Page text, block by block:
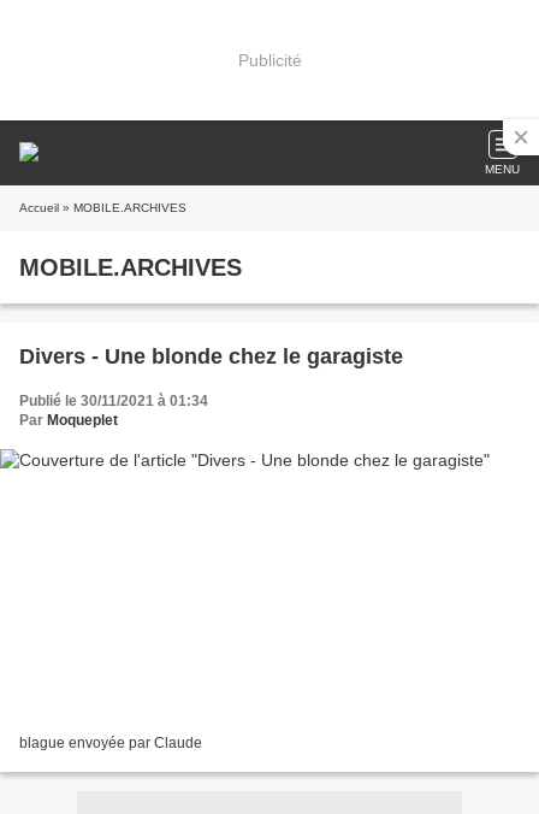
Publicité
MENU
Accueil » MOBILE.ARCHIVES
MOBILE.ARCHIVES
Divers - Une blonde chez le garagiste
Publié le 30/11/2021 à 01:34
Par Moqueplet
blague envoyée par Claude